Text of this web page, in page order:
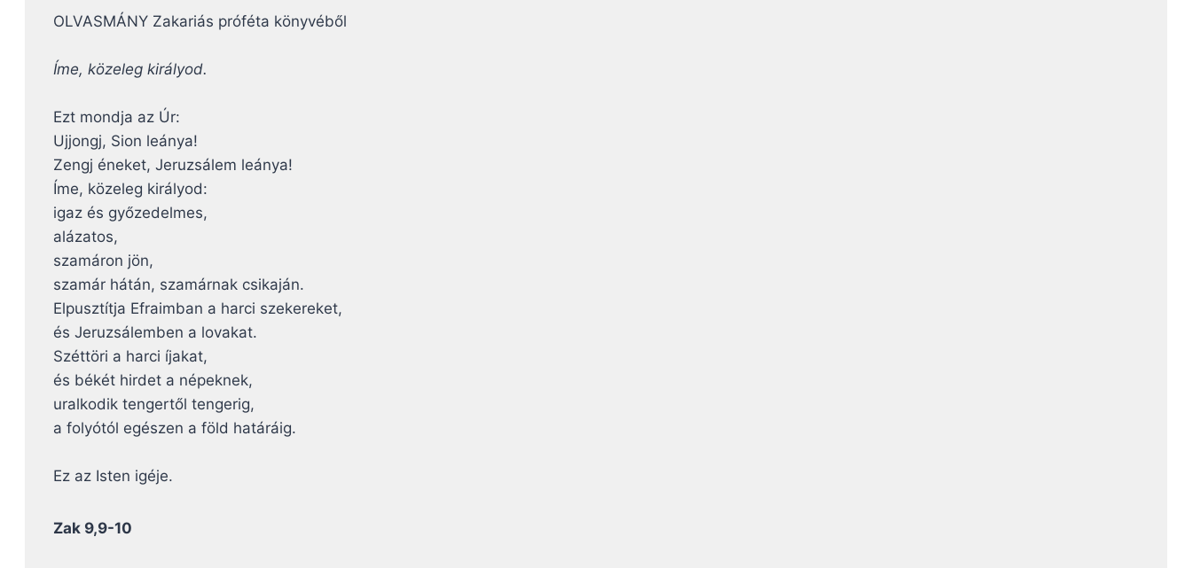
OLVASMÁNY Zakariás próféta könyvéből
Íme, közeleg királyod.
Ezt mondja az Úr:
Ujjongj, Sion leánya!
Zengj éneket, Jeruzsálem leánya!
Íme, közeleg királyod:
igaz és győzedelmes,
alázatos,
szamáron jön,
szamár hátán, szamárnak csikaján.
Elpusztítja Efraimban a harci szekereket,
és Jeruzsálemben a lovakat.
Széttöri a harci íjakat,
és békét hirdet a népeknek,
uralkodik tengertől tengerig,
a folyótól egészen a föld határáig.
Ez az Isten igéje.
Zak 9,9-10